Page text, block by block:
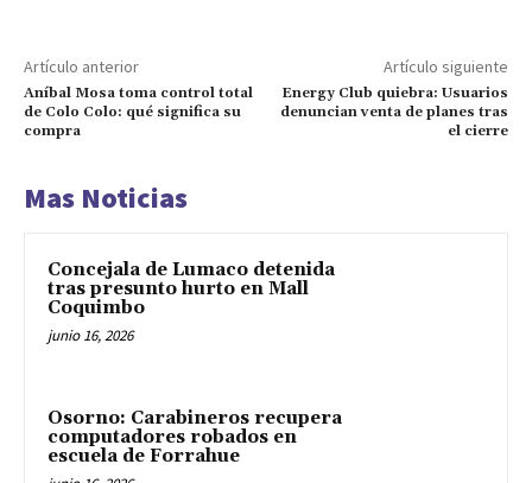
Artículo anterior
Aníbal Mosa toma control total
de Colo Colo: qué significa su
compra
Artículo siguiente
Energy Club quiebra: Usuarios
denuncian venta de planes tras
el cierre
Mas Noticias
Concejala de Lumaco detenida
tras presunto hurto en Mall
Coquimbo
junio 16, 2026
Osorno: Carabineros recupera
computadores robados en
escuela de Forrahue